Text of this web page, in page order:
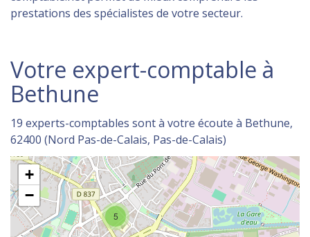
prestations des spécialistes de votre secteur.
Votre expert-comptable à
Bethune
19 experts-comptables sont à votre écoute à Bethune,
62400 (Nord Pas-de-Calais, Pas-de-Calais)
5
+
−